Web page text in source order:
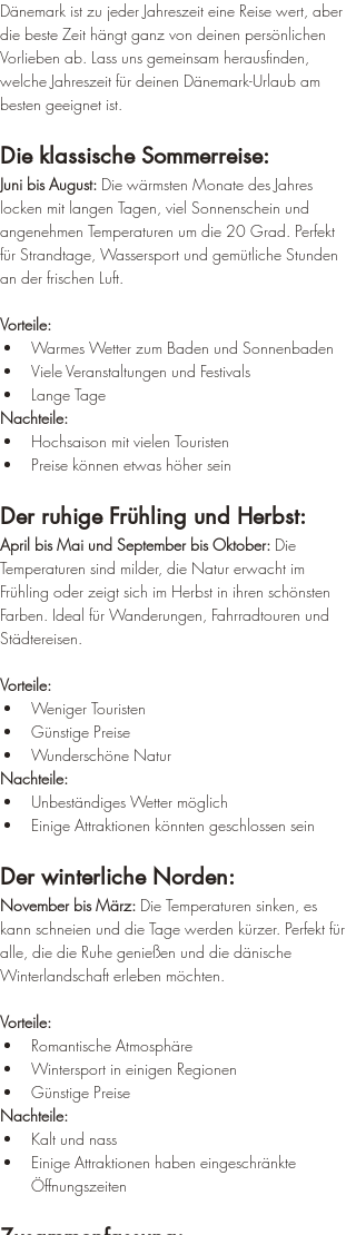
Dänemark ist zu jeder Jahreszeit eine Reise wert, aber
die beste Zeit hängt ganz von deinen persönlichen
Vorlieben ab. Lass uns gemeinsam herausfinden,
welche Jahreszeit für deinen Dänemark-Urlaub am
besten geeignet ist.
Die klassische Sommerreise:
Juni bis August: Die wärmsten Monate des Jahres
locken mit langen Tagen, viel Sonnenschein und
angenehmen Temperaturen um die 20 Grad. Perfekt
für Strandtage, Wassersport und gemütliche Stunden
an der frischen Luft.
Vorteile:
Warmes Wetter zum Baden und Sonnenbaden
Viele Veranstaltungen und Festivals
Lange Tage
Nachteile:
Hochsaison mit vielen Touristen
Preise können etwas höher sein
Der ruhige Frühling und Herbst:
April bis Mai und September bis Oktober: Die
Temperaturen sind milder, die Natur erwacht im
Frühling oder zeigt sich im Herbst in ihren schönsten
Farben. Ideal für Wanderungen, Fahrradtouren und
Städtereisen.
Vorteile:
Weniger Touristen
Günstige Preise
Wunderschöne Natur
Nachteile:
Unbeständiges Wetter möglich
Einige Attraktionen könnten geschlossen sein
Der winterliche Norden:
November bis März: Die Temperaturen sinken, es
kann schneien und die Tage werden kürzer. Perfekt für
alle, die die Ruhe genießen und die dänische
Winterlandschaft erleben möchten.
Vorteile:
Romantische Atmosphäre
Wintersport in einigen Regionen
Günstige Preise
Nachteile:
Kalt und nass
Einige Attraktionen haben eingeschränkte
Öffnungszeiten